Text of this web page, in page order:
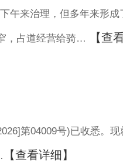
午来治理，但多年来形成
，占道经营给骑…
【查
第04009号)已收悉。现
【查看详细】